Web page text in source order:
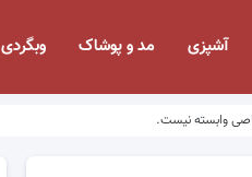
آشپزی مد و پوشاک وبگردی
وابسته نیست.